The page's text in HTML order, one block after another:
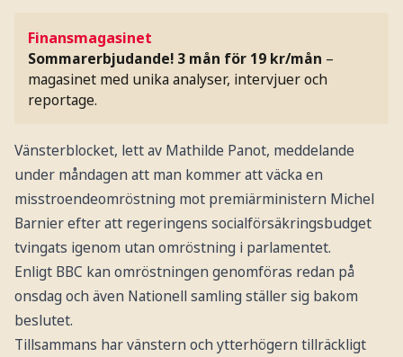
Finansmagasinet
Sommarerbjudande! 3 mån för 19 kr/mån –
magasinet med unika analyser, intervjuer och
reportage.
Vänsterblocket, lett av Mathilde Panot, meddelande
under måndagen att man kommer att väcka en
misstroendeomröstning mot premiärministern Michel
Barnier efter att regeringens socialförsäkringsbudget
tvingats igenom utan omröstning i parlamentet.
Enligt BBC kan omröstningen genomföras redan på
onsdag och även Nationell samling ställer sig bakom
beslutet.
Tillsammans har vänstern och ytterhögern tillräckligt